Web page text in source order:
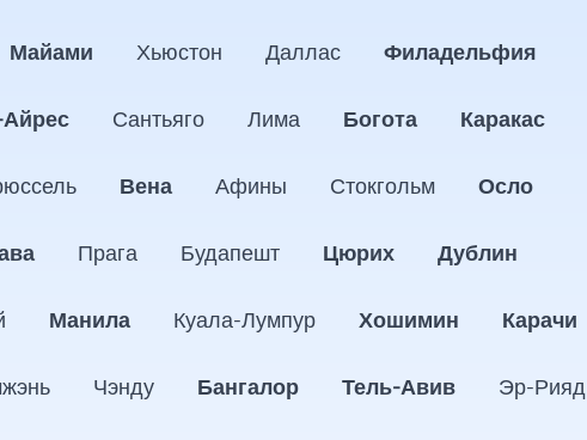
Майами Хьюстон Даллас Филадельфия
Сантьяго Лима Богота Каракас
Вена Афины Стокгольм Осло
Прага Будапешт Цюрих Дублин
Манила Куала-Лумпур Хошимин Карачи
Чэнду Бангалор Тель-Авив Эр-Рияд